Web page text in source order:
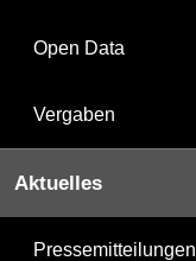
Open Data
Vergaben
Aktuelles
Pressemitteilungen